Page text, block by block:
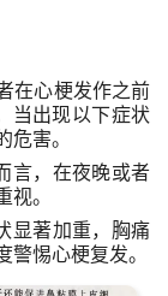
在心梗发作之前
当出现以下症状
害。
言，在夜晚或者
。
显著加重，胸痛
惕心梗复发。